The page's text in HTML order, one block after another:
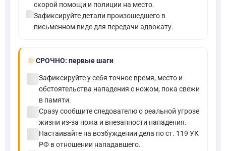
скорой помощи и полиции на место.
Зафиксируйте детали произошедшего в
письменном виде для передачи адвокату.
boltСРОЧНО: первые шаги
Зафиксируйте у себя точное время, место и
обстоятельства нападения с ножом, пока свежи
в памяти.
Сразу сообщите следователю о реальной угрозе
жизни из-за ножа и внезапности нападения.
Настаивайте на возбуждении дела по ст. 119 УК
РФ в отношении нападавшего.